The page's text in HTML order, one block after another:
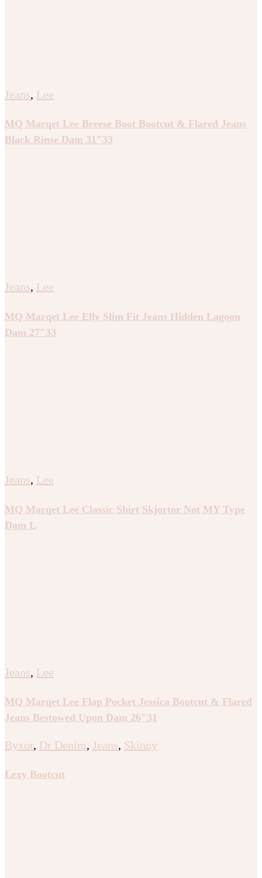
Jeans, Lee
MQ Marqet Lee Breese Boot Bootcut & Flared Jeans
Black Rinse Dam 31″33
Jeans, Lee
MQ Marqet Lee Elly Slim Fit Jeans Hidden Lagoon
Dam 27″33
Jeans, Lee
MQ Marqet Lee Classic Shirt Skjortor Not MY Type
Dam L
Jeans, Lee
MQ Marqet Lee Flap Pocket Jessica Bootcut & Flared
Jeans Bestowed Upon Dam 26″31
Byxor, Dr Denim, Jeans, Skinny
Lexy Bootcut